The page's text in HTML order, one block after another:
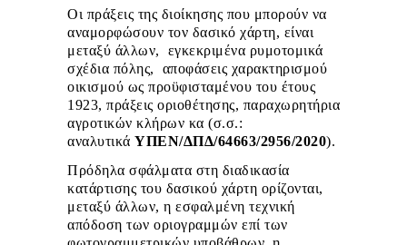
Οι πράξεις της διοίκησης που μπορούν να
αναμορφώσουν τον δασικό χάρτη, είναι
μεταξύ άλλων, εγκεκριμένα ρυμοτομικά
σχέδια πόλης, αποφάσεις χαρακτηρισμού
οικισμού ως προϋφισταμένου του έτους
1923, πράξεις οριοθέτησης, παραχωρητήρια
αγροτικών κλήρων κα (σ.σ.:
αναλυτικά ΥΠΕΝ/ΔΠΔ/64663/2956/2020).
Πρόδηλα σφάλματα στη διαδικασία
κατάρτισης του δασικού χάρτη ορίζονται,
μεταξύ άλλων, η εσφαλμένη τεχνική
απόδοση των οριογραμμών επί των